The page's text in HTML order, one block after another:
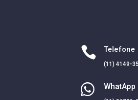
 Telefone
(11) 4149-
 WhatApp